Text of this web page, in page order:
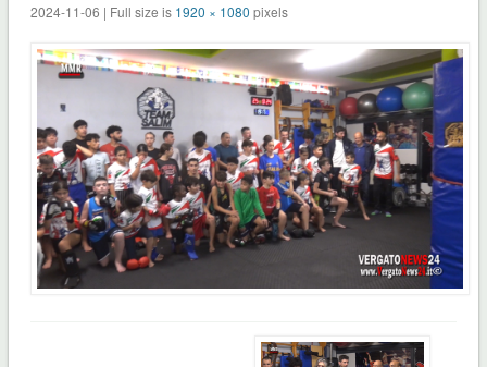
2024-11-06 | Full size is 1920 × 1080 pixels